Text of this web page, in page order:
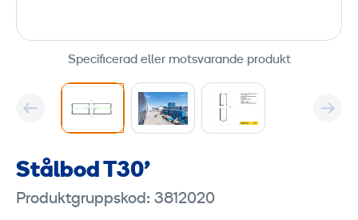
Specificerad eller motsvarande produkt
Stålbod T30'
Produktgruppskod: 3812020